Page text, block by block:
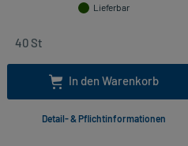
Lieferbar
In den Warenkorb
Detail- & Pflichtinformationen